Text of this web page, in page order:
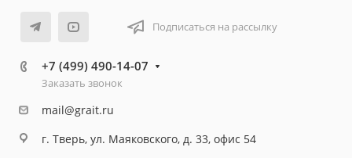
Подписаться на рассылку
+7 (499) 490-14-07
Заказать звонок
mail@grait.ru
г. Тверь, ул. Маяковского, д. 33, офис 54